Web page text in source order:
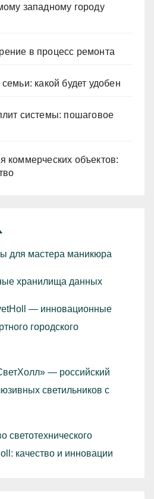
западному городу
в процесс ремонта
какой будет удобен
системы: пошаговое
коммерческих объектов:
для мастера маникюра
хранилища данных
— инновационные
городского
— российский
светильников с
светотехнического
качество и инновации